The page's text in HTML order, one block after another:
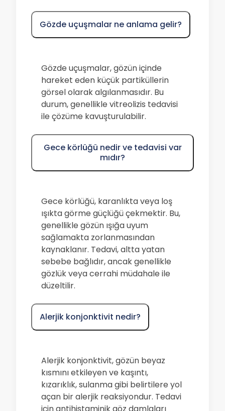
Gözde uçuşmalar ne anlama gelir?
Gözde uçuşmalar, gözün içinde
hareket eden küçük partiküllerin
görsel olarak algılanmasıdır. Bu
durum, genellikle vitreolizis tedavisi
ile çözüme kavuşturulabilir.
Gece körlüğü nedir ve tedavisi var
mıdır?
Gece körlüğü, karanlıkta veya loş
ışıkta görme güçlüğü çekmektir. Bu,
genellikle gözün ışığa uyum
sağlamakta zorlanmasından
kaynaklanır. Tedavi, altta yatan
sebebe bağlıdır, ancak genellikle
gözlük veya cerrahi müdahale ile
düzeltilir.
Alerjik konjonktivit nedir?
Alerjik konjonktivit, gözün beyaz
kısmını etkileyen ve kaşıntı,
kızarıklık, sulanma gibi belirtilere yol
açan bir alerjik reaksiyondur. Tedavi